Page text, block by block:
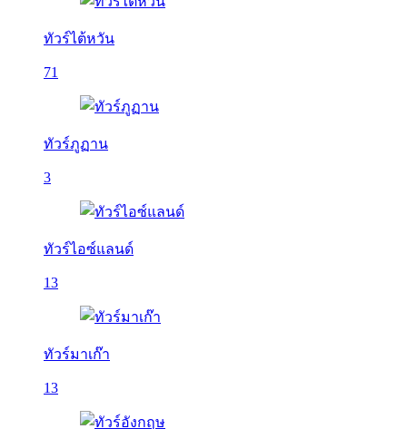
ทัวร์ไต้หวัน
71
ทัวร์ภูฏาน
3
ทัวร์ไอซ์แลนด์
13
ทัวร์มาเก๊า
13